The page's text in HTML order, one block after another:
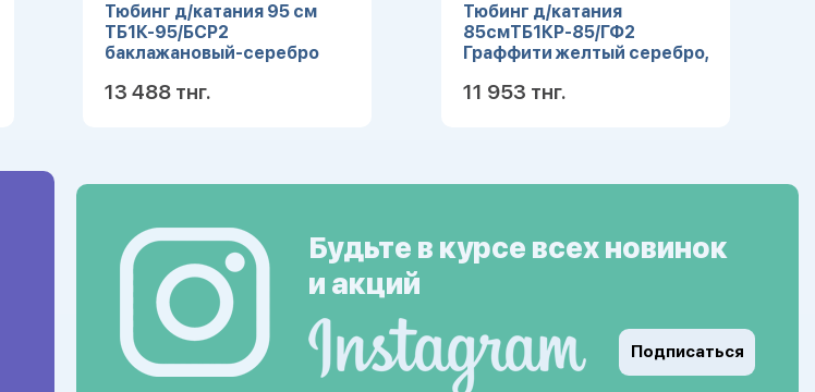
Тюбинг д/катания 95 см
ТБ1К-95/БСР2
баклажановый-серебро
13 488 тнг.
Тюбинг д/катания
85смТБ1КР-85/ГФ2
Граффити желтый серебро,
11 953 тнг.
Будьте в курсе всех новинок
и акций
Подписаться